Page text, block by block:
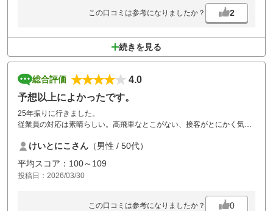
この口コミは参考になりましたか？ 2
続きを見る
総合評価
4.0
予想以上によかったです。
25年振りに行きました。
従業員の対応は素晴らしい。高飛車なとこがない、接客がとにかく気持
山岳コース。メンテナンスもまずまずであった。ホール間の移動時に、
ややわかりにくい箇所もあり、看板等設置してくれたらありがたいで
す。
値段も手ごろな価格。レストランが少し見劣りするかなってとこでし
けいとにこさん （男性 / 50代）
平均スコア：100～109
投稿日：2026/03/30
この口コミは参考になりましたか？ 0